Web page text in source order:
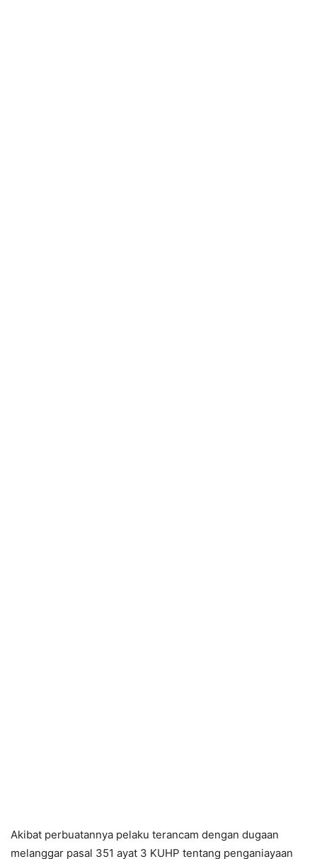
Akibat perbuatannya pelaku terancam dengan dugaan
melanggar pasal 351 ayat 3 KUHP tentang penganiayaan